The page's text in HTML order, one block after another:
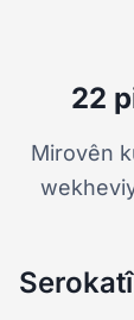
22
Mirovên
Serokatî